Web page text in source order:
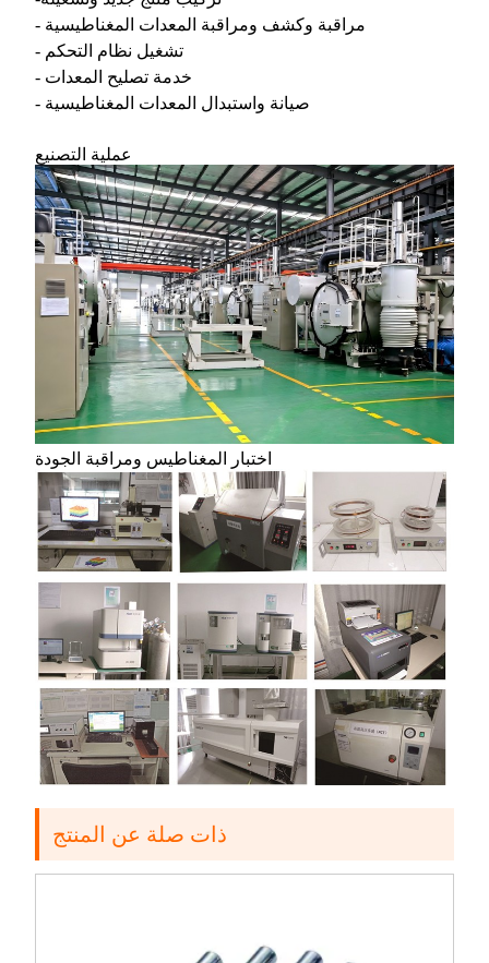
- مراقبة وكشف ومراقبة المعدات المغناطيسية
- تشغيل نظام التحكم
- خدمة تصليح المعدات
- صيانة واستبدال المعدات المغناطيسية
عملية التصنيع
اختبار المغناطيس ومراقبة الجودة
ذات صلة عن المنتج